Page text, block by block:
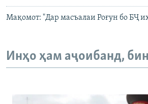
Мақомот: "Дар масъалаи Роғун бо БҶ
Инҳо ҳам аҷоибанд,